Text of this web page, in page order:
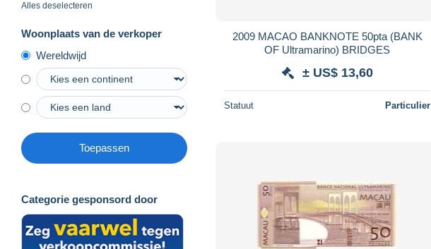
Alles deselecteren
Woonplaats van de verkoper
Wereldwijd
Toepassen
Categorie gesponsord door
2009 MACAO BANKNOTE 50pta (BANK
OF Ultramarino) BRIDGES
± US$ 13,60
Statuut Particulier